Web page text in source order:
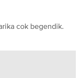
cok begendik.